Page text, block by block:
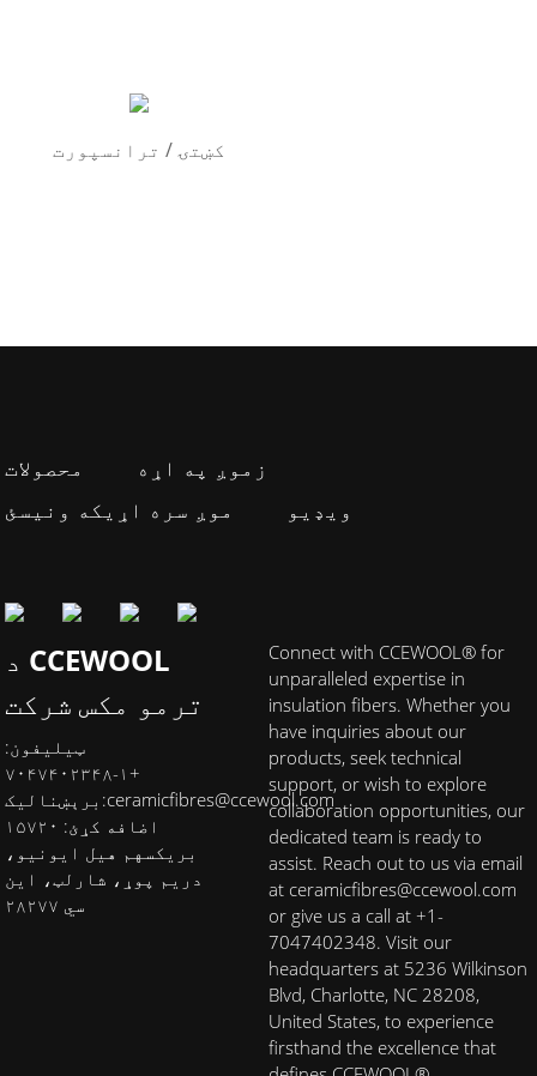
کښتۍ / ترانسپورت
محصولات
زموږ په اړه
موږ سره اړیکه ونیسئ
ویډیو
د CCEWOOL
ترمو مکس شرکت
ټیلیفون:
+۱-۷۰۴۷۴۰۲۳۴۸
برېښنالیک:ceramicfibres@ccewool.com
اضافه کړئ: ۱۵۷۲۰
بریکسهم هیل ایونیو،
دریم پوړ، شارلټ، این
سي ۲۸۲۷۷
Connect with CCEWOOL® for
unparalleled expertise in
insulation fibers. Whether you
have inquiries about our
products, seek technical
support, or wish to explore
collaboration opportunities, our
dedicated team is ready to
assist. Reach out to us via email
at ceramicfibres@ccewool.com
or give us a call at +1-
7047402348. Visit our
headquarters at 5236 Wilkinson
Blvd, Charlotte, NC 28208,
United States, to experience
firsthand the excellence that